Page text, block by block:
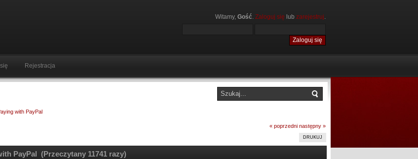
Witamy, Gość. Zaloguj się lub zarejestruj.
Rejestracja
with PayPal
« poprzedni następny »
DRUKUJ
PayPal (Przeczytany 11741 razy)